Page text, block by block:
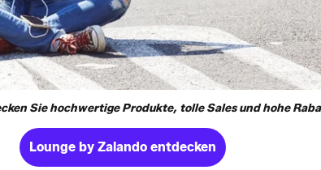
Sie hochwertige Produkte, tolle Sales und hohe
Lounge by Zalando entdecken